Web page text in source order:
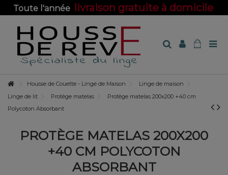
Toute l'année livraison gratuite à domicile
Housse de Couette - Linge de Maison
Linge de maison
Linge de lit
Protège matelas
Protège matelas 200x200 +40 cm
Polycoton Absorbant
PROTÈGE MATELAS 200X200
+40 CM POLYCOTON
ABSORBANT